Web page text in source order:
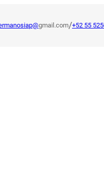
gmail.com/+52 55